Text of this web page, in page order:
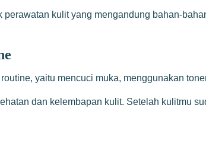
kulit yang mengandung bahan-
yaitu mencuci muka, menggunakan
dan kelembapan kulit. Setelah kulitmu